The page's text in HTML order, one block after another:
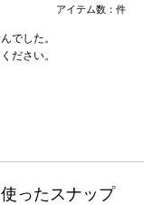
アイテム数： 件
でした。
ださい。
ったスナップ